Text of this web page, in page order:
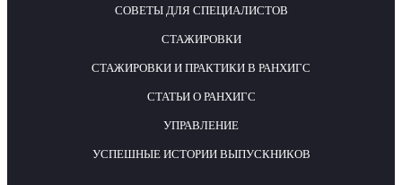
СОВЕТЫ ДЛЯ СПЕЦИАЛИСТОВ
СТАЖИРОВКИ
СТАЖИРОВКИ И ПРАКТИКИ В РАНХИГС
СТАТЬИ О РАНХИГС
УПРАВЛЕНИЕ
УСПЕШНЫЕ ИСТОРИИ ВЫПУСКНИКОВ